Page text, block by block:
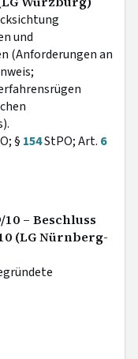
und
(Anforderungen an
§ 154StPO; Art. 6
10 – Beschluss
(LG Nürnberg-